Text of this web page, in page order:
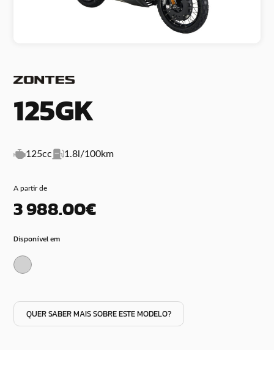
125GK
125cc 1.8l/100km
A partir de
3 988.00€
Disponível em
QUER SABER MAIS SOBRE ESTE MODELO?